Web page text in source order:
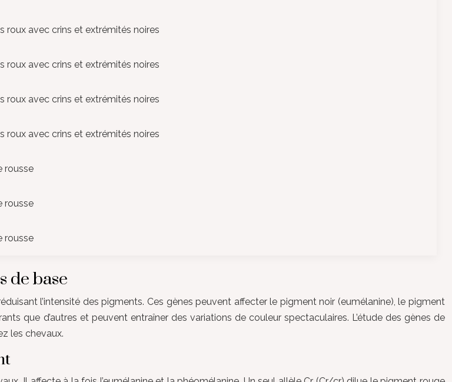
roux avec crins et extrémités noires
roux avec crins et extrémités noires
roux avec crins et extrémités noires
roux avec crins et extrémités noires
rousse
rousse
rousse
de base
l’intensité des pigments. Ces gènes peuvent affecter le pigment noir (eumélanine), le pigment
que d’autres et peuvent entraîner des variations de couleur spectaculaires. L’étude des gènes de
les chevaux.